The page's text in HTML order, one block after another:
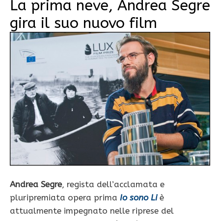
La prima neve, Andrea Segre
gira il suo nuovo film
Andrea Segre, regista dell’acclamata e
pluripremiata opera prima Io sono Li è
attualmente impegnato nelle riprese del